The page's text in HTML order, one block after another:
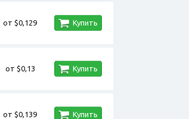
от $0,129 Купить
от $0,13 Купить
от $0,139 Купить